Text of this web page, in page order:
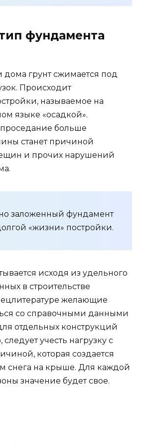
фундамента
дома грунт сжимается под
Происходит
называемое на
языке «осадкой».
больше
станет причиной
и прочих нарушений
заложенный фундамент
«жизни» постройки.
исходя из удельного
в строительстве
желающие
со справочными данными
отдельных конструкций
учесть нагрузку с
которая создается
снега на крыше. Для каждой
значение будет свое.